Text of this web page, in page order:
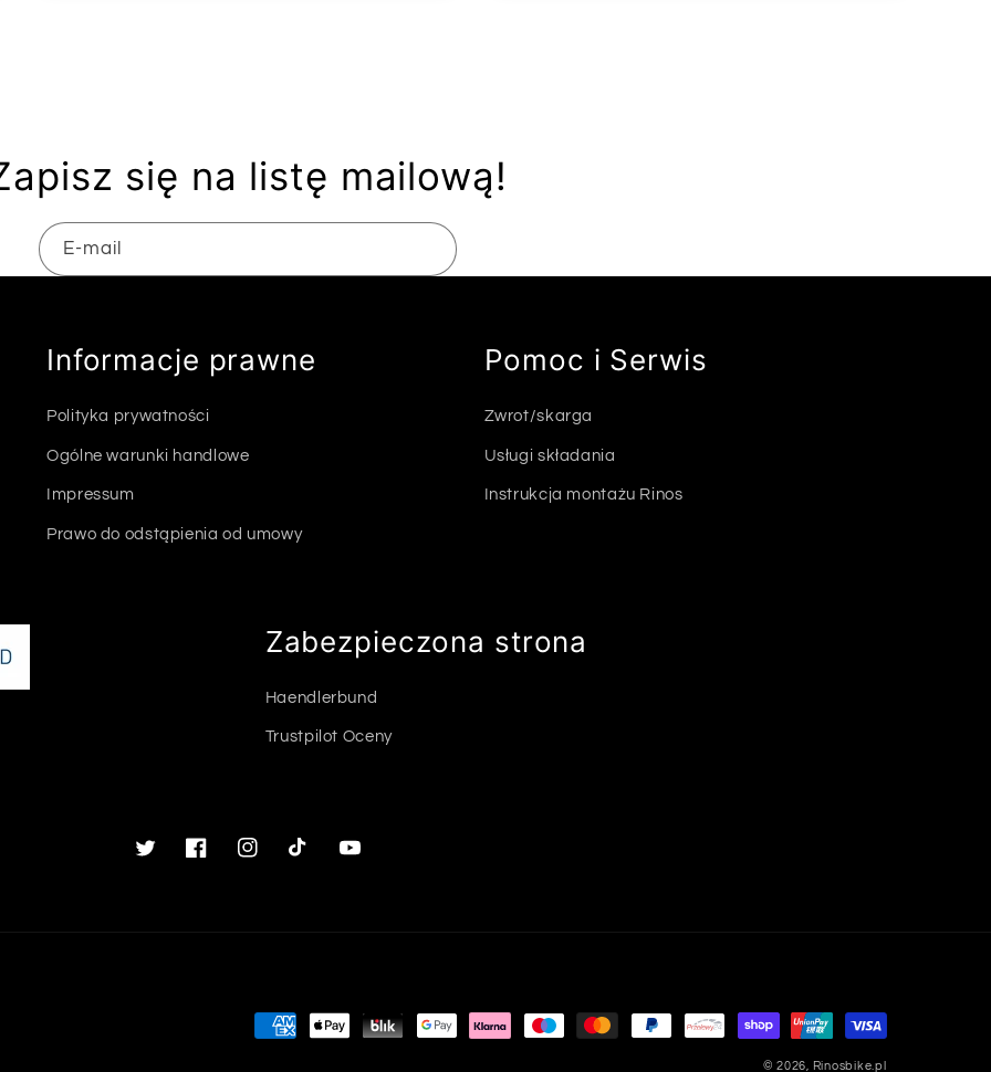
się na listę mailową!
E-mail
Informacje prawne
Polityka prywatności
Ogólne warunki handlowe
Impressum
Prawo do odstąpienia od umowy
Pomoc i Serwis
Zwrot/skarga
Usługi składania
Instrukcja montażu Rinos
Zabezpieczona strona
Haendlerbund
Trustpilot Oceny
TwitterFacebookInstagramTikTok Youtube
Metody
© 2026, Rinosbike.pl